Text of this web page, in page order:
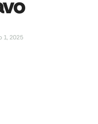
1, 2025